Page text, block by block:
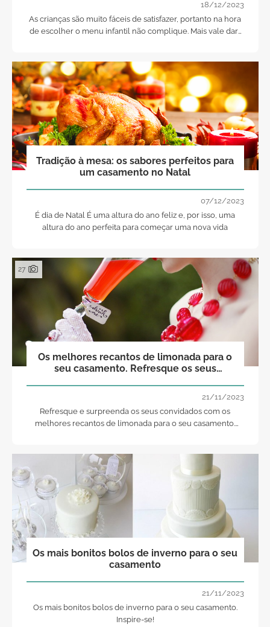
18/12/2023
As crianças são muito fáceis de satisfazer, portanto na hora
de escolher o menu infantil não complique. Mais vale dar-
Tradição à mesa: os sabores perfeitos para
um casamento no Natal
07/12/2023
É dia de Natal É uma altura do ano feliz e, por isso, uma
altura do ano perfeita para começar uma nova vida
Os melhores recantos de limonada para o
seu casamento. Refresque os seus
21/11/2023
Refresque e surpreenda os seus convidados com os
melhores recantos de limonada para o seu casamento.
27
Os mais bonitos bolos de inverno para o seu
casamento
21/11/2023
Os mais bonitos bolos de inverno para o seu casamento.
Inspire-se!